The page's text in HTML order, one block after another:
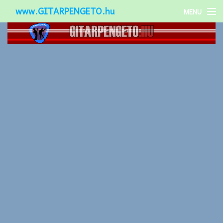
www.GITARPENGETO.hu MENU
Népszerű-